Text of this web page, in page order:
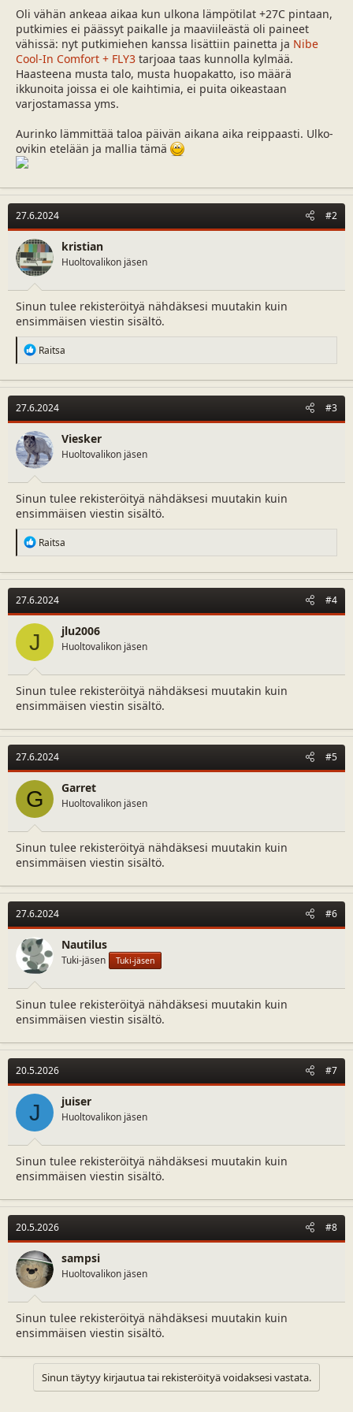
a
l
o
i
t
t
a
j
m
ä
ä
r
ä
Oli vähän ankeaa aikaa kun ulkona lämpötilat +27C pintaan,
putkimies ei päässyt paikalle ja maaviileästä oli paineet
vähissä: nyt putkimiehen kanssa lisättiin painetta ja Nibe
Cool-In Comfort + FLY3 tarjoaa taas kunnolla kylmää.
Haasteena musta talo, musta huopakatto, iso määrä
ikkunoita joissa ei ole kaihtimia, ei puita oikeastaan
varjostamassa yms.
Aurinko lämmittää taloa päivän aikana aika reippaasti. Ulko-
ovikin etelään ja mallia tämä
27.6.2024 #2
kristian
Huoltovalikon jäsen
Sinun tulee rekisteröityä nähdäksesi muutakin kuin
ensimmäisen viestin sisältö.
R
e
c
t
i
o
n
s
:
Raitsa
27.6.2024 #3
Viesker
Huoltovalikon jäsen
Sinun tulee rekisteröityä nähdäksesi muutakin kuin
ensimmäisen viestin sisältö.
R
e
c
t
i
o
n
Raitsa
27.6.2024 #4
J jlu2006
Huoltovalikon jäsen
Sinun tulee rekisteröityä nähdäksesi muutakin kuin
ensimmäisen viestin sisältö.
27.6.2024 #5
G Garret
Huoltovalikon jäsen
Sinun tulee rekisteröityä nähdäksesi muutakin kuin
ensimmäisen viestin sisältö.
27.6.2024 #6
Nautilus
Tuki-jäsen Tuki-jäsen
Sinun tulee rekisteröityä nähdäksesi muutakin kuin
ensimmäisen viestin sisältö.
20.5.2026 #7
J juiser
Huoltovalikon jäsen
Sinun tulee rekisteröityä nähdäksesi muutakin kuin
ensimmäisen viestin sisältö.
20.5.2026 #8
sampsi
Huoltovalikon jäsen
Sinun tulee rekisteröityä nähdäksesi muutakin kuin
ensimmäisen viestin sisältö.
Sinun täytyy kirjautua tai rekisteröityä voidaksesi vastata.